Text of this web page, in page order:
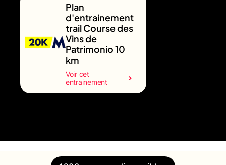
Plan
d'entrainement
trail Course des
Vins de
Patrimonio 10
km
Voir cet
entrainement